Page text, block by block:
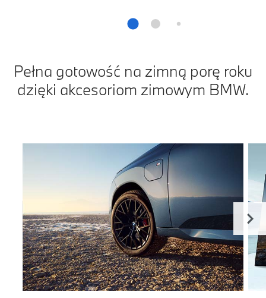
Pełna gotowość na zimną porę roku
dzięki akcesoriom zimowym BMW.